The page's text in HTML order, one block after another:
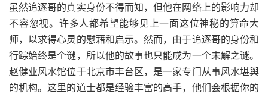
虽然追逐哥的真实身份不得而知，但他在网络上的影响力却
不容忽视。许多人都希望能够见上一面这位神秘的算命大
师，以求得心灵的慰藉和启示。然而，由于追逐哥的身份和
行踪始终是个谜，所以他的故事也只能成为一个未解之谜。
赵健业风水馆位于北京市丰台区，是一家专门从事风水堪舆
的机构。这里的道士都是经验丰富的高手，他们会根据你的